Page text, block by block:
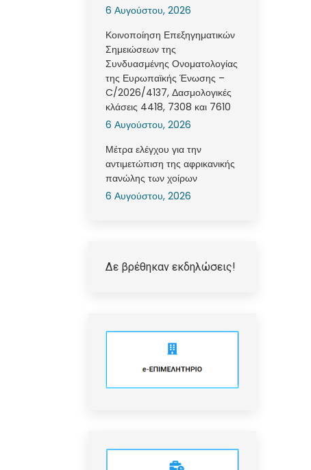
6 Αυγούστου, 2026
Κοινοποίηση Επεξηγηματικών
Σημειώσεων της
Συνδυασμένης Ονοματολογίας
της Ευρωπαϊκής Ένωσης –
C/2026/4137, Δασμολογικές
κλάσεις 4418, 7308 και 7610
6 Αυγούστου, 2026
Μέτρα ελέγχου για την
αντιμετώπιση της αφρικανικής
πανώλης των χοίρων
6 Αυγούστου, 2026
Δε βρέθηκαν εκδηλώσεις!